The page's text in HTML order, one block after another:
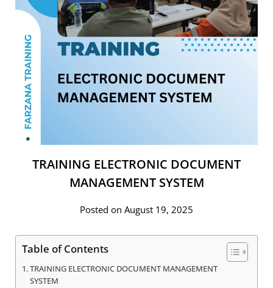
TRAINING ELECTRONIC DOCUMENT
MANAGEMENT SYSTEM
Posted on August 19, 2025
Table of Contents
TRAINING ELECTRONIC DOCUMENT MANAGEMENT
SYSTEM